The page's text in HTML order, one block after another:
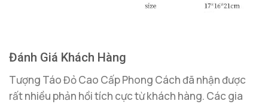
Đánh Giá Khách Hàng
Tượng Táo Đỏ Cao Cấp Phong Cách đã nhận được
rất nhiều phản hồi tích cực từ khách hàng. Các gia